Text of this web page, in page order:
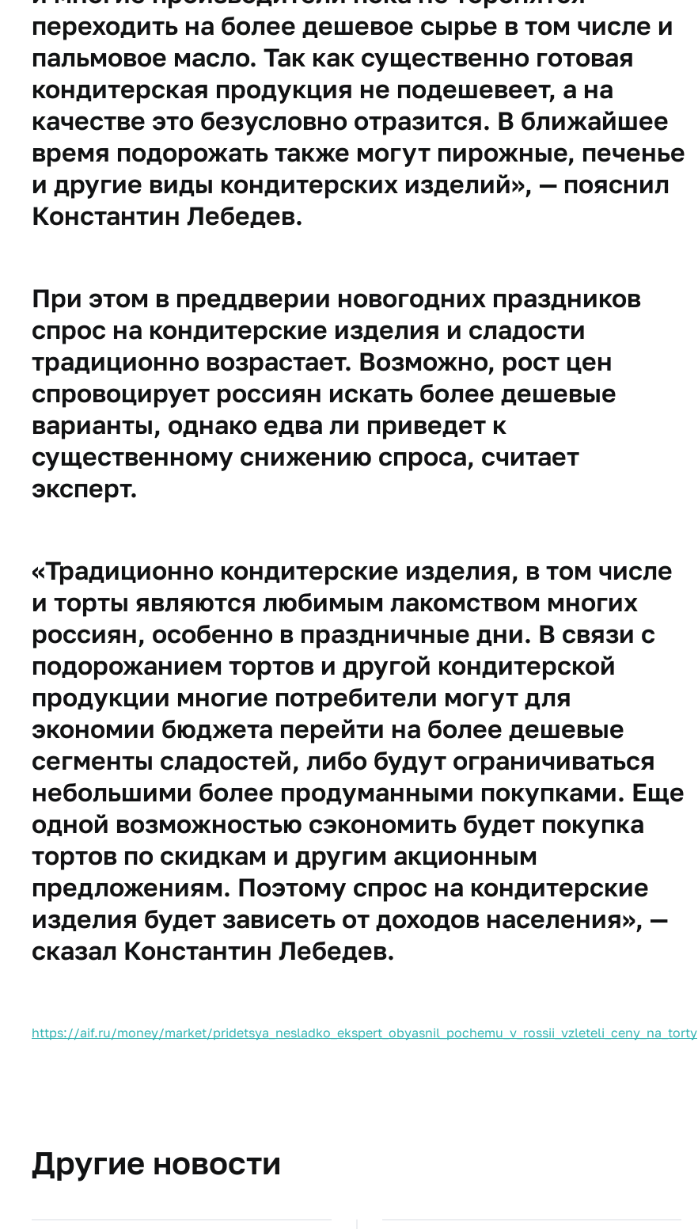
переходить на более дешевое сырье в том числе и
пальмовое масло. Так как существенно готовая
кондитерская продукция не подешевеет, а на
качестве это безусловно отразится. В ближайшее
время подорожать также могут пирожные, печенье
и другие виды кондитерских изделий», — пояснил
Константин Лебедев.​
При этом в преддверии новогодних праздников
спрос на кондитерские изделия и сладости
традиционно возрастает. Возможно, рост цен
спровоцирует россиян искать более дешевые
варианты, однако едва ли приведет к
существенному снижению спроса, считает
эксперт.​
«Традиционно кондитерские изделия, в том числе
и торты являются любимым лакомством многих
россиян, особенно в праздничные дни. В связи с
подорожанием тортов и другой кондитерской
продукции многие потребители могут для
экономии бюджета перейти на более дешевые
сегменты сладостей, либо будут ограничиваться
небольшими более продуманными покупками. Еще
одной возможностью сэкономить будет покупка
тортов по скидкам и другим акционным
предложениям. Поэтому спрос на кондитерские
изделия будет зависеть от доходов населения», —
сказал Константин Лебедев.
https://aif.ru/money/market/pridetsya_nesladko_ekspert_obyasnil_pochemu_v_rossii_vzleteli_ceny_na_torty​
Другие новости